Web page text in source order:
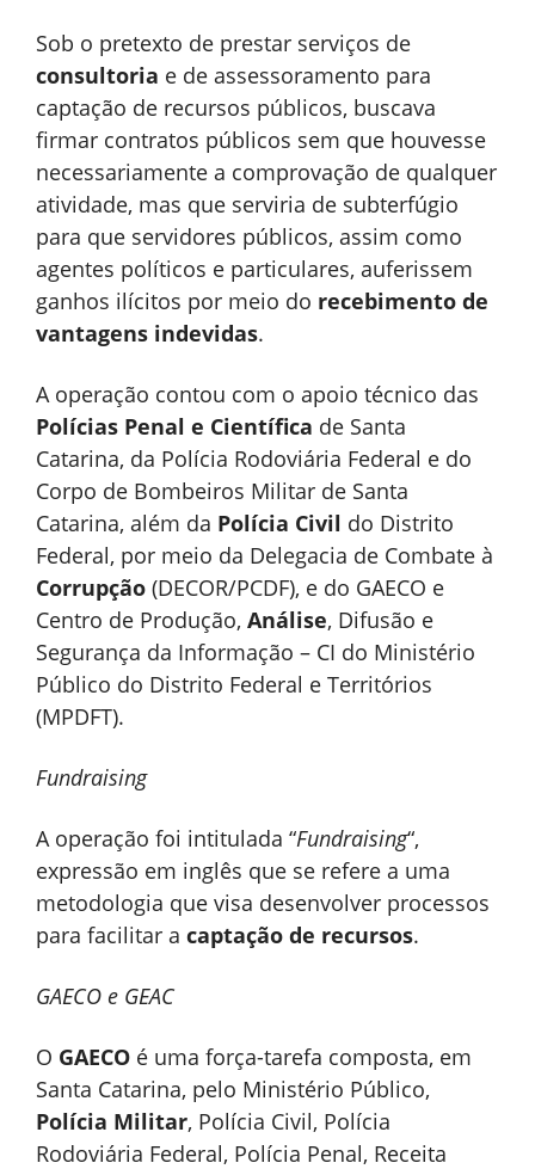
Sob o pretexto de prestar serviços de
consultoria e de assessoramento para
captação de recursos públicos, buscava
firmar contratos públicos sem que houvesse
necessariamente a comprovação de qualquer
atividade, mas que serviria de subterfúgio
para que servidores públicos, assim como
agentes políticos e particulares, auferissem
ganhos ilícitos por meio do recebimento de
vantagens indevidas.
A operação contou com o apoio técnico das
Polícias Penal e Científica de Santa
Catarina, da Polícia Rodoviária Federal e do
Corpo de Bombeiros Militar de Santa
Catarina, além da Polícia Civil do Distrito
Federal, por meio da Delegacia de Combate à
Corrupção (DECOR/PCDF), e do GAECO e
Centro de Produção, Análise, Difusão e
Segurança da Informação – CI do Ministério
Público do Distrito Federal e Territórios
(MPDFT).
Fundraising
A operação foi intitulada “Fundraising“,
expressão em inglês que se refere a uma
metodologia que visa desenvolver processos
para facilitar a captação de recursos.
GAECO e GEAC
O GAECO é uma força-tarefa composta, em
Santa Catarina, pelo Ministério Público,
Polícia Militar, Polícia Civil, Polícia
Rodoviária Federal, Polícia Penal, Receita